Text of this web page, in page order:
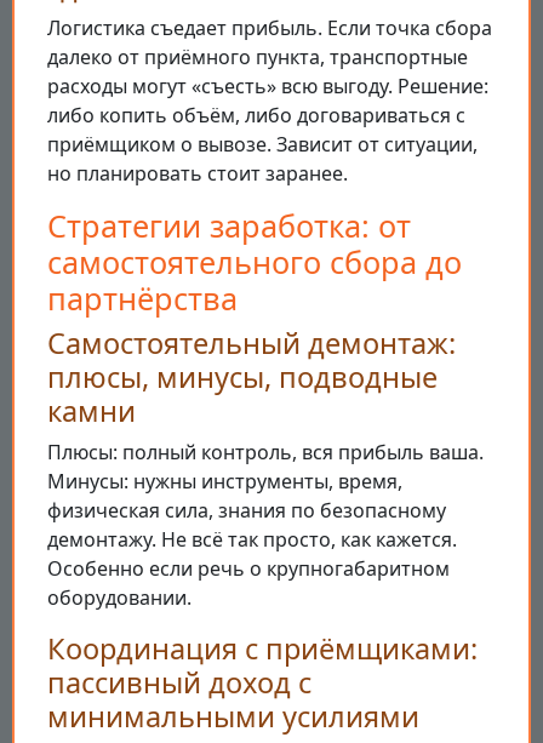
Логистика съедает прибыль. Если точка сбора
далеко от приёмного пункта, транспортные
расходы могут «съесть» всю выгоду. Решение:
либо копить объём, либо договариваться с
приёмщиком о вывозе. Зависит от ситуации,
но планировать стоит заранее.
Стратегии заработка: от
самостоятельного сбора до
партнёрства
Самостоятельный демонтаж:
плюсы, минусы, подводные
камни
Плюсы: полный контроль, вся прибыль ваша.
Минусы: нужны инструменты, время,
физическая сила, знания по безопасному
демонтажу. Не всё так просто, как кажется.
Особенно если речь о крупногабаритном
оборудовании.
Координация с приёмщиками:
пассивный доход с
минимальными усилиями